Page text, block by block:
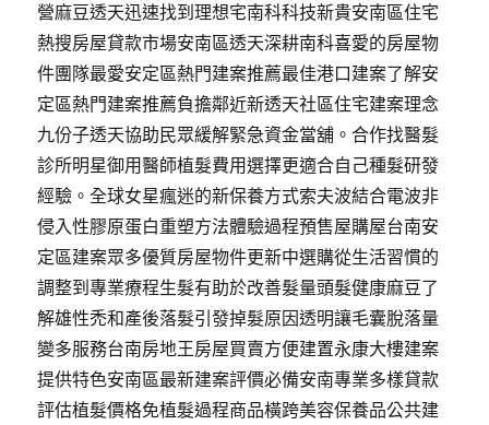
營麻豆透天迅速找到理想宅南科科技新貴安南區住宅
熱搜房屋貸款市場安南區透天深耕南科喜愛的房屋物
件團隊最愛安定區熱門建案推薦最佳港口建案了解安
定區熱門建案推薦負擔鄰近新透天社區住宅建案理念
九份子透天協助民眾緩解緊急資金當舖。合作找醫髮
診所明星御用醫師植髮費用選擇更適合自己種髮研發
經驗。全球女星瘋迷的新保養方式索夫波結合電波非
侵入性膠原蛋白重塑方法體驗過程預售屋購屋台南安
定區建案眾多優質房屋物件更新中選購從生活習慣的
調整到專業療程生髮有助於改善髮量頭髮健康麻豆了
解雄性禿和產後落髮引發掉髮原因透明讓毛囊脫落量
變多服務台南房地王房屋買賣方便建置永康大樓建案
提供特色安南區最新建案評價必備安南專業多樣貸款
評估植髮價格免植髮過程商品橫跨美容保養品公共建